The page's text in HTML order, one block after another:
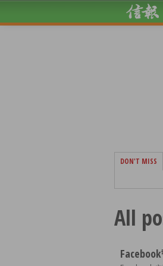
DON'T MISS
All